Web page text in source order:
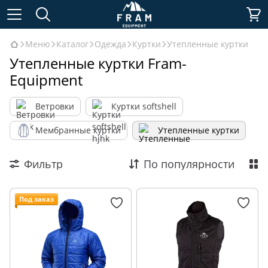
Меню Каталог Одежда Куртки Утепленные куртки
Утепленные куртки Fram-
Equipment
Ветровки Куртки softshell
Мембранные куртки Утепленные куртки
Фильтр По популярности
Под заказ